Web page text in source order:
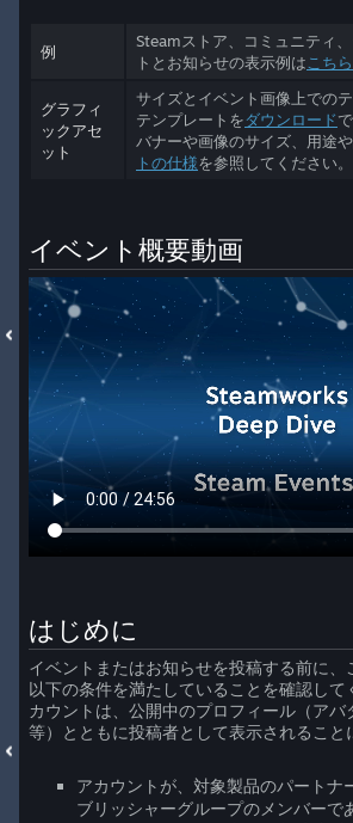
例
Steamストア、コミュニティ
トとお知らせの表示例は こち
グラフィ
ックアセ
ット
サイズとイベント画像上での
テンプレートをダウンロード
バナーや画像のサイズ、用途
トの仕様を参照してください。
イベント概要動画
はじめに
イベントまたはお知らせを投稿する前に
以下の条件を満たしていることを確認して
カウントは、公開中のプロフィール（アバ
等）とともに投稿者として表示されること
アカウントが、対象製品のパートナ
ブリッシャーグループのメンバーで